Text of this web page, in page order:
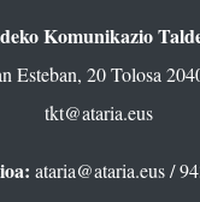
Komunikazio
Esteban, 20 Tolosa
tkt@ataria.eus
ataria@ataria.eus/